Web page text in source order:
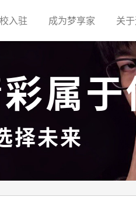
入驻(current)成为梦享家(current)
关
属于
择未来